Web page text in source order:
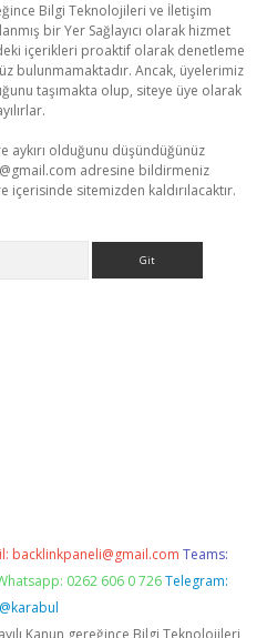
Bilgi Teknolojileri ve İletişim
bir Yer Sağlayıcı olarak hizmet
içerikleri proaktif olarak denetleme
bulunmamaktadır. Ancak, üyelerimiz
taşımakta olup, siteye üye olarak
aykırı olduğunu düşündüğünüz
adresine bildirmeniz
içerisinde sitemizden kaldırılacaktır.
backlinkpaneli@gmail.com Teams:
0262 606 0 726 Telegram:
@karabul
Kanun gereğince Bilgi Teknolojileri